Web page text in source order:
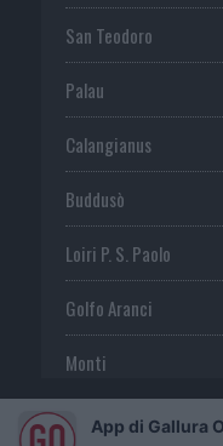
San Teodoro
Palau
Calangianus
Buddusò
Loiri P. S. Paolo
Golfo Aranci
Monti
TeltiApp di Gallura